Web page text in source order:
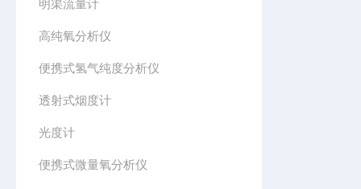
明渠流量计
高纯氧分析仪
便携式氢气纯度分析仪
透射式烟度计
光度计
便携式微量氧分析仪